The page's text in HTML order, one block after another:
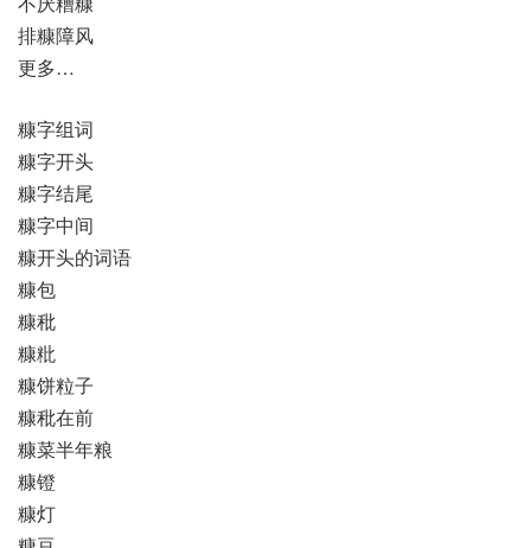
排糠障风
更多…
糠字组词
糠字开头
糠字结尾
糠字中间
糠开头的词语
糠包
糠秕
糠粃
糠饼粒子
糠秕在前
糠菜半年粮
糠镫
糠灯